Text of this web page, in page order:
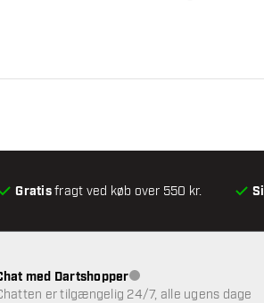
Gratisfragt ved køb over 550 kr.
med DartshopperKundeservice ikke
er tilgængelig 24/7, alle ugens dage